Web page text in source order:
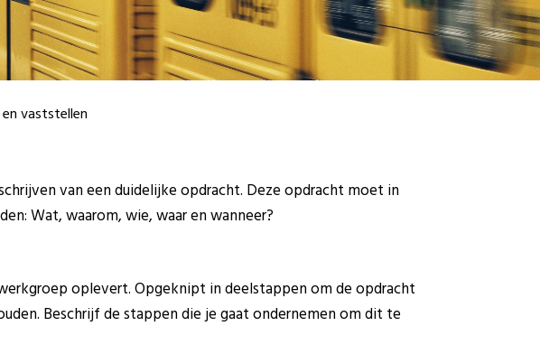
vaststellen
van een duidelijke opdracht. Deze opdracht moet in
Wat, waarom, wie, waar en wanneer?
oplevert. Opgeknipt in deelstappen om de opdracht
Beschrijf de stappen die je gaat ondernemen om dit te